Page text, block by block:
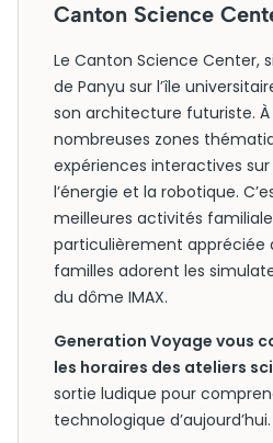
Canton Science
Le Canton Science Center,
de Panyu sur l’île
son architecture futuriste. À
nombreuses zones
expériences interactives sur
l’énergie et la robotique.
meilleures activités
particulièrement appréciée
familles adorent les
du dôme IMAX.
Generation Voyage vous
les horaires des ateliers
sortie ludique pour
technologique d’aujourd’hui.